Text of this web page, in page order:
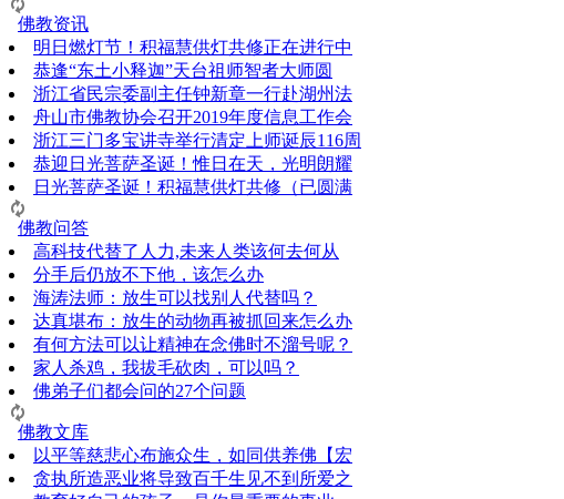
佛教资讯
明日燃灯节！积福慧供灯共修正在进行中
恭逢“东土小释迦”天台祖师智者大师圆
浙江省民宗委副主任钟新章一行赴湖州法
舟山市佛教协会召开2019年度信息工作会
浙江三门多宝讲寺举行清定上师诞辰116周
恭迎日光菩萨圣诞！惟日在天，光明朗耀
日光菩萨圣诞！积福慧供灯共修（已圆满
佛教问答
高科技代替了人力,未来人类该何去何从
分手后仍放不下他，该怎么办
海涛法师：放生可以找别人代替吗？
达真堪布：放生的动物再被抓回来怎么办
有何方法可以让精神在念佛时不溜号呢？
家人杀鸡，我拔毛砍肉，可以吗？
佛弟子们都会问的27个问题
佛教文库
以平等慈悲心布施众生，如同供养佛【宏
贪执所造恶业将导致百千生见不到所爱之